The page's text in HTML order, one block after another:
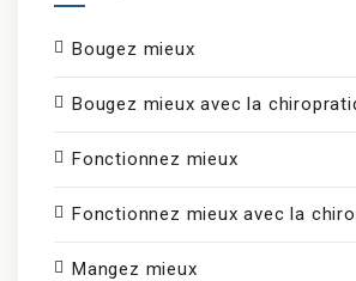
Bougez mieux
Bougez mieux avec la
Fonctionnez mieux
Fonctionnez mieux avec la
Mangez mieux